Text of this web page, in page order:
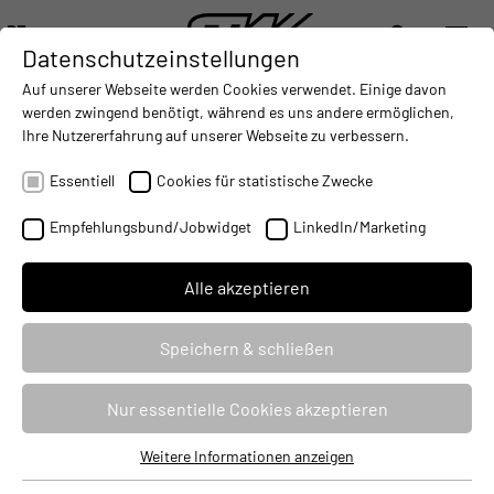
DE
DEUTSCH (DE)
ENGLISH (EN)
DIGITALISIERUNG - CONNECTING THE WORLD OF MOBILE MACHINES
AUTOMATISIERUNG - IMPROVING MOBILE MACHINES
INTEGRATION
Applications & Show Cases
Die Automatisierung erhält immer stärkeren Einzug in den Markt
der mobilen Maschinen. Während im Automobilbereich intensiv an
Datenschutzeinstellungen
Auf unserer Webseite werden Cookies verwendet. Einige davon
werden zwingend benötigt, während es uns andere ermöglichen,
Ihre Nutzererfahrung auf unserer Webseite zu verbessern.
Essentiell Cookies für statistische Zwecke
Empfehlungsbund/Jobwidget LinkedIn/Marketing
Alle akzeptieren
Speichern & schließen
Nur essentielle Cookies akzeptieren
Weitere Informationen anzeigen